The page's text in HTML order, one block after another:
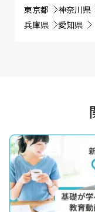
東京都 神奈川県
兵庫県
愛知県